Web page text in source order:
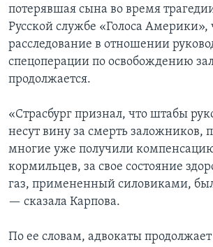
потерявшая сына во время
Русской службе «Голоса Америки»,
расследование в отношении
спецоперации по освобождению
продолжается.
«Страсбург признал, что штабы
несут вину за смерть заложников,
многие уже получили
кормильцев, за свое состояние
газ, примененный силовиками,
— сказала Карпова.
По ее словам, адвокаты